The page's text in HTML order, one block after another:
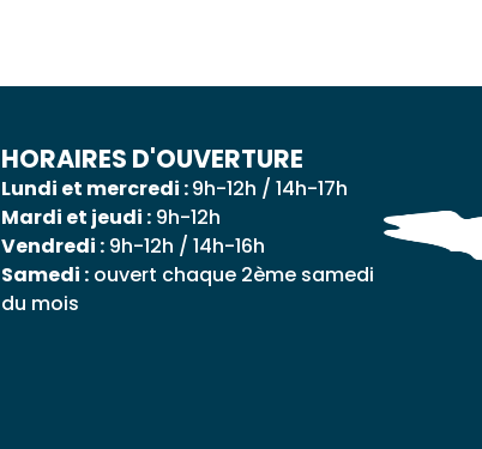
HORAIRES D'OUVERTURE
Lundi et mercredi :9h-12h / 14h-17h
Mardi et jeudi :9h-12h
Vendredi :9h-12h / 14h-16h
Samedi :ouvert chaque 2ème samedi
du mois